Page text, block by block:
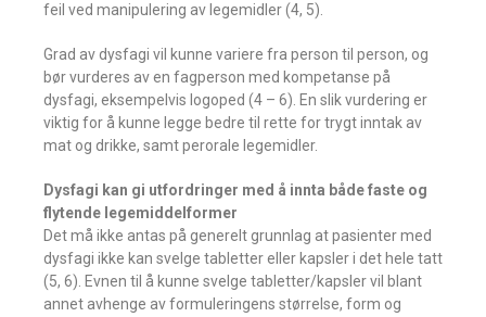
feil ved manipulering av legemidler (4, 5).
Grad av dysfagi vil kunne variere fra person til person, og
bør vurderes av en fagperson med kompetanse på
dysfagi, eksempelvis logoped (4 – 6). En slik vurdering er
viktig for å kunne legge bedre til rette for trygt inntak av
mat og drikke, samt perorale legemidler.
Dysfagi kan gi utfordringer med å innta både faste og
flytende legemiddelformer
Det må ikke antas på generelt grunnlag at pasienter med
dysfagi ikke kan svelge tabletter eller kapsler i det hele tatt
(5, 6). Evnen til å kunne svelge tabletter/kapsler vil blant
annet avhenge av formuleringens størrelse, form og